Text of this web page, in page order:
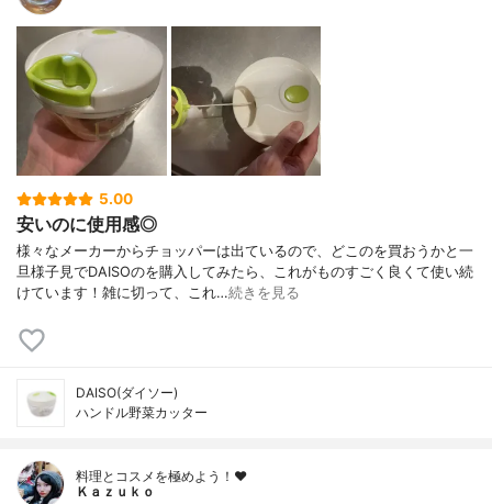
5.00
安いのに使用感◎
様々なメーカーからチョッパーは出ているので、どこのを買おうかと一
旦様子見でDAISOのを購入してみたら、これがものすごく良くて使い続
けています！雑に切って、これ…続きを見る
DAISO(ダイソー)
ハンドル野菜カッター
料理とコスメを極めよう！♥
Ｋａｚｕｋｏ